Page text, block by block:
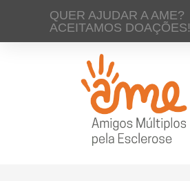
QUER AJUDAR A AME?
ACEITAMOS DOAÇÕES!